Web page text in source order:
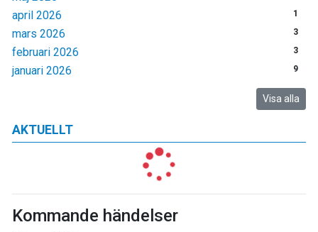
april 2026 1
mars 2026 3
februari 2026 3
januari 2026 9
Visa alla
AKTUELLT
Kommande händelser